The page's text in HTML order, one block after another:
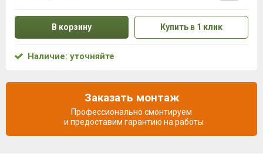
В корзину Купить в 1 клик
Наличие: уточняйте
Заказать монтаж
Профессионально смонтируем
и предоставим гарантию на работы